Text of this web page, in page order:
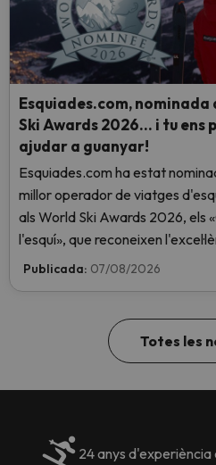
Esquiades.com, nominada
Ski Awards 2026… i tu ens
ajudar a guanyar!
Esquiades.com ha estat
millor operador de viatges
als World Ski Awards 2026, els
l'esquí», que reconeixen
indústria de l'esquí. Vota ara i
Publicada: 07/08/2026
Totes les
24 anys